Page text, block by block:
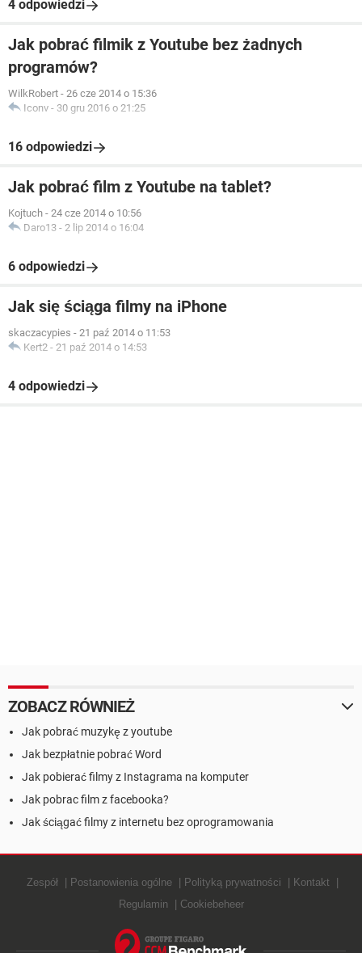
4 odpowiedzi
Jak pobrać filmik z Youtube bez żadnych
programów?
WilkRobert - 26 cze 2014 o 15:36
Iconv - 30 gru 2016 o 21:25
16 odpowiedzi
Jak pobrać film z Youtube na tablet?
Kojtuch - 24 cze 2014 o 10:56
Daro13 - 2 lip 2014 o 16:04
6 odpowiedzi
Jak się ściąga filmy na iPhone
skaczacypies - 21 paź 2014 o 11:53
Kert2 - 21 paź 2014 o 14:53
4 odpowiedzi
ZOBACZ RÓWNIEŻ
Jak pobrać muzykę z youtube
Jak bezpłatnie pobrać Word
Jak pobierać filmy z Instagrama na komputer
Jak pobrac film z facebooka?
Jak ściągać filmy z internetu bez oprogramowania
Zespół Postanowienia ogólne Polityką prywatności
Kontakt
Regulamin
Cookiebeheer